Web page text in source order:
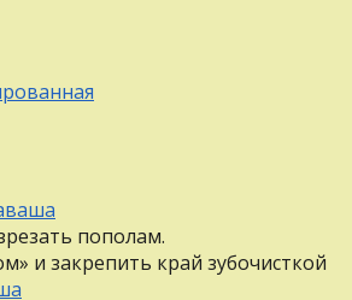
пополам.
и закрепить край зубочисткой